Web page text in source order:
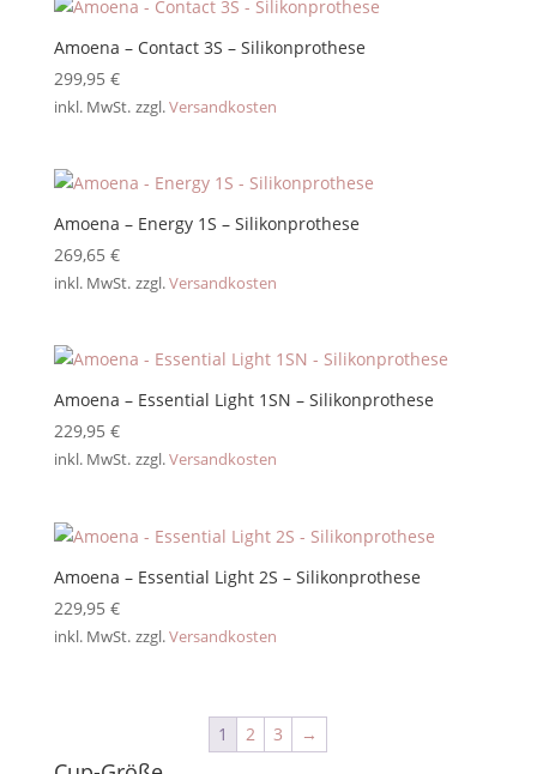
Amoena – Contact 3S – Silikonprothese
299,95 €
inkl. MwSt. zzgl.Versandkosten
Amoena – Energy 1S – Silikonprothese
269,65 €
inkl. MwSt. zzgl.Versandkosten
Amoena – Essential Light 1SN – Silikonprothese
229,95 €
inkl. MwSt. zzgl.Versandkosten
Amoena – Essential Light 2S – Silikonprothese
229,95 €
inkl. MwSt. zzgl.Versandkosten
1 2 3 →